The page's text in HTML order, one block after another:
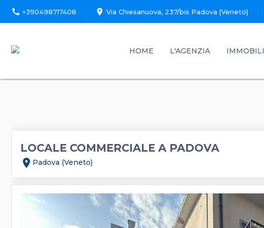
call +390498717408 location_on Via Chiesanuova, 237/bis Padova (Veneto)
HOME L'AGENZIA IMMOBILI
LOCALE COMMERCIALE A PADOVA
location_on Padova (Veneto)